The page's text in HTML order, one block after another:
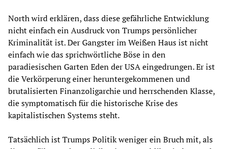
North wird erklären, dass diese gefährliche Entwicklung
nicht einfach ein Ausdruck von Trumps persönlicher
Kriminalität ist. Der Gangster im Weißen Haus ist nicht
einfach wie das sprichwörtliche Böse in den
paradiesischen Garten Eden der USA eingedrungen. Er ist
die Verkörperung einer heruntergekommenen und
brutalisierten Finanzoligarchie und herrschenden Klasse,
die symptomatisch für die historische Krise des
kapitalistischen Systems steht.
Tatsächlich ist Trumps Politik weniger ein Bruch mit, als